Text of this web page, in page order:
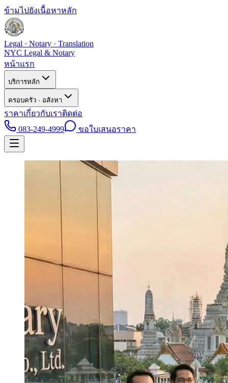
ข้ามไปยังเนื้อหาหลัก
Legal · Notary · Translation
NYC Legal & Notary
หน้าแรก
บริการหลัก
ครอบครัว · อสังหา
ราคาเกี่ยวกับเราติดต่อ
083-249-4999
ขอใบเสนอราคา